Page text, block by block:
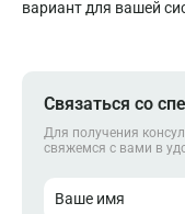
вариант для вашей
Связаться со
Для получения
свяжемся с вами в
Ваше имя